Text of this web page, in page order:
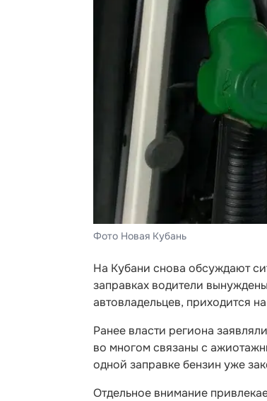
Фото Новая Кубань
На Кубани снова обсуждают
заправках водители
автовладельцев, приходится
Ранее власти региона
во многом связаны с
одной заправке бензин уже
Отдельное внимание